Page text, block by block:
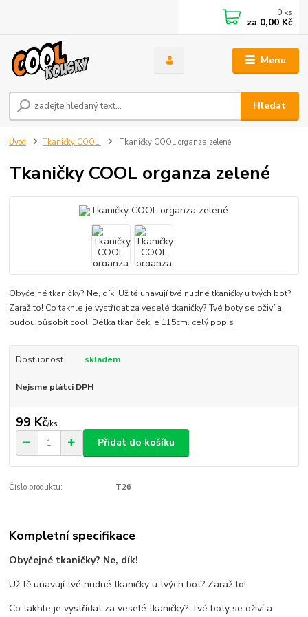
Menu
Hledat
0 ks
za 0,00 Kč
Úvod Tkaničky COOL Tkaničky COOL organza zelené
Tkaničky COOL organza zelené
Obyčejné tkaničky? Ne, dík! Už tě unavují tvé nudné tkaničky u tvých bot?
Zaraž to! Co takhle je vystřídat za veselé tkaničky? Tvé boty se oživí a
budou působit cool. Délka tkaniček je 115cm. celý popis
Dostupnost skladem
Nejsme plátci DPH
99 Kč/ks
Přidat do košíku
Číslo produktu: T26
Kompletní specifikace
Obyčejné tkaničky? Ne, dík!
Už tě unavují tvé nudné tkaničky u tvých bot? Zaraž to!
Co takhle je vystřídat za veselé tkaničky? Tvé boty se oživí a